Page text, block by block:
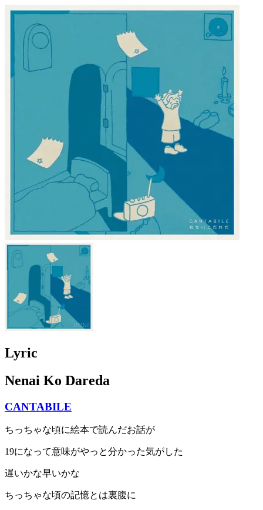
Lyric
Nenai Ko Dareda
CANTABILE
ちっちゃな頃に絵本で読んだお話が
19になって意味がやっと分かった気がした
遅いかな早いかな
ちっちゃな頃の記憶とは裏腹に